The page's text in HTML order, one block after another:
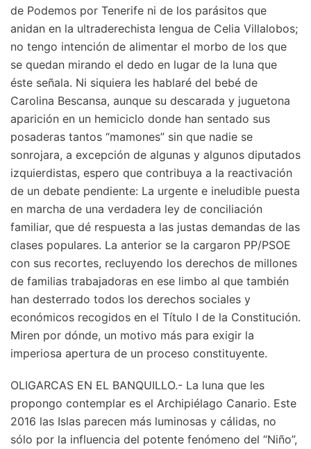
de Podemos por Tenerife ni de los parásitos que
anidan en la ultraderechista lengua de Celia Villalobos;
no tengo intención de alimentar el morbo de los que
se quedan mirando el dedo en lugar de la luna que
éste señala. Ni siquiera les hablaré del bebé de
Carolina Bescansa, aunque su descarada y juguetona
aparición en un hemiciclo donde han sentado sus
posaderas tantos “mamones” sin que nadie se
sonrojara, a excepción de algunas y algunos diputados
izquierdistas, espero que contribuya a la reactivación
de un debate pendiente: La urgente e ineludible puesta
en marcha de una verdadera ley de conciliación
familiar, que dé respuesta a las justas demandas de las
clases populares. La anterior se la cargaron PP/PSOE
con sus recortes, recluyendo los derechos de millones
de familias trabajadoras en ese limbo al que también
han desterrado todos los derechos sociales y
económicos recogidos en el Título I de la Constitución.
Miren por dónde, un motivo más para exigir la
imperiosa apertura de un proceso constituyente.
OLIGARCAS EN EL BANQUILLO.- La luna que les
propongo contemplar es el Archipiélago Canario. Este
2016 las Islas parecen más luminosas y cálidas, no
sólo por la influencia del potente fenómeno del “Niño”,